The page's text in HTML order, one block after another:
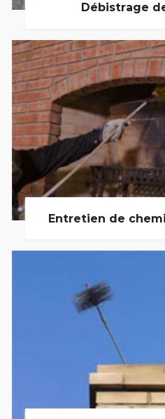
Débistrage
Entretien de